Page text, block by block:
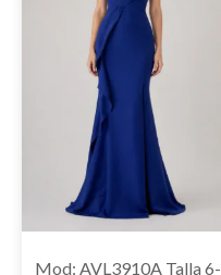
Mod: AVL3910A Talla 6-